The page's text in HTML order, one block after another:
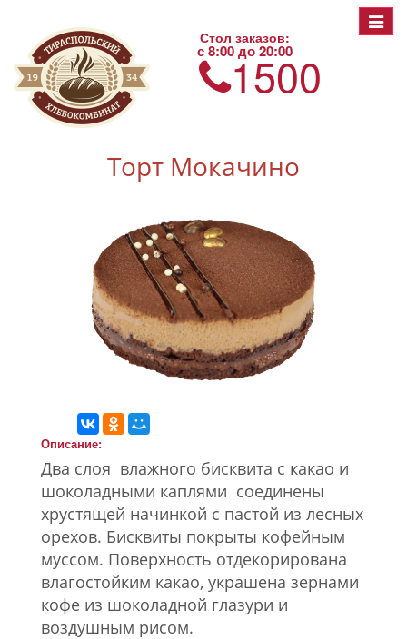
Toggle
Стол заказов:
с 8:00 до 20:00
1500
Торт Мокачино
Описание:
Два слоя влажного бисквита с какао и
шоколадными каплями соединены
хрустящей начинкой с пастой из лесных
орехов. Бисквиты покрыты кофейным
муссом. Поверхность отдекорирована
влагостойким какао, украшена зернами
кофе из шоколадной глазури и
воздушным рисом.